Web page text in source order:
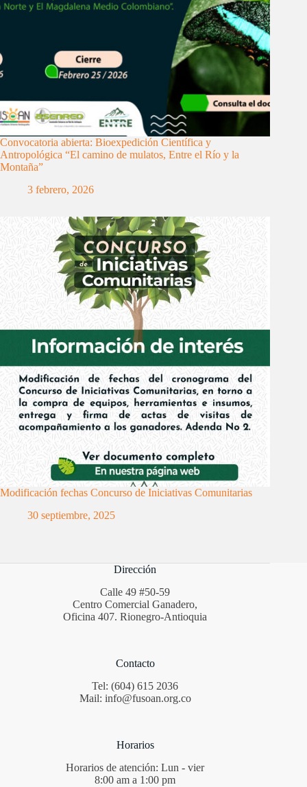
Convocatoria abierta: Bioexpedición Científica y
Antropológica “El camino de mulatos, Entre el Río y la
Montaña”
3 febrero, 2026
Modificación fechas Concurso de Iniciativas Comunitarias
30 septiembre, 2025
Dirección
Calle 49 #50-59
Centro Comercial Ganadero,
Oficina 407. Rionegro-Antioquia
Contacto
Tel: (604) 615 2036
Mail: info@fusoan.org.co
Horarios
Horarios de atención: Lun - vier
8:00 am a 1:00 pm